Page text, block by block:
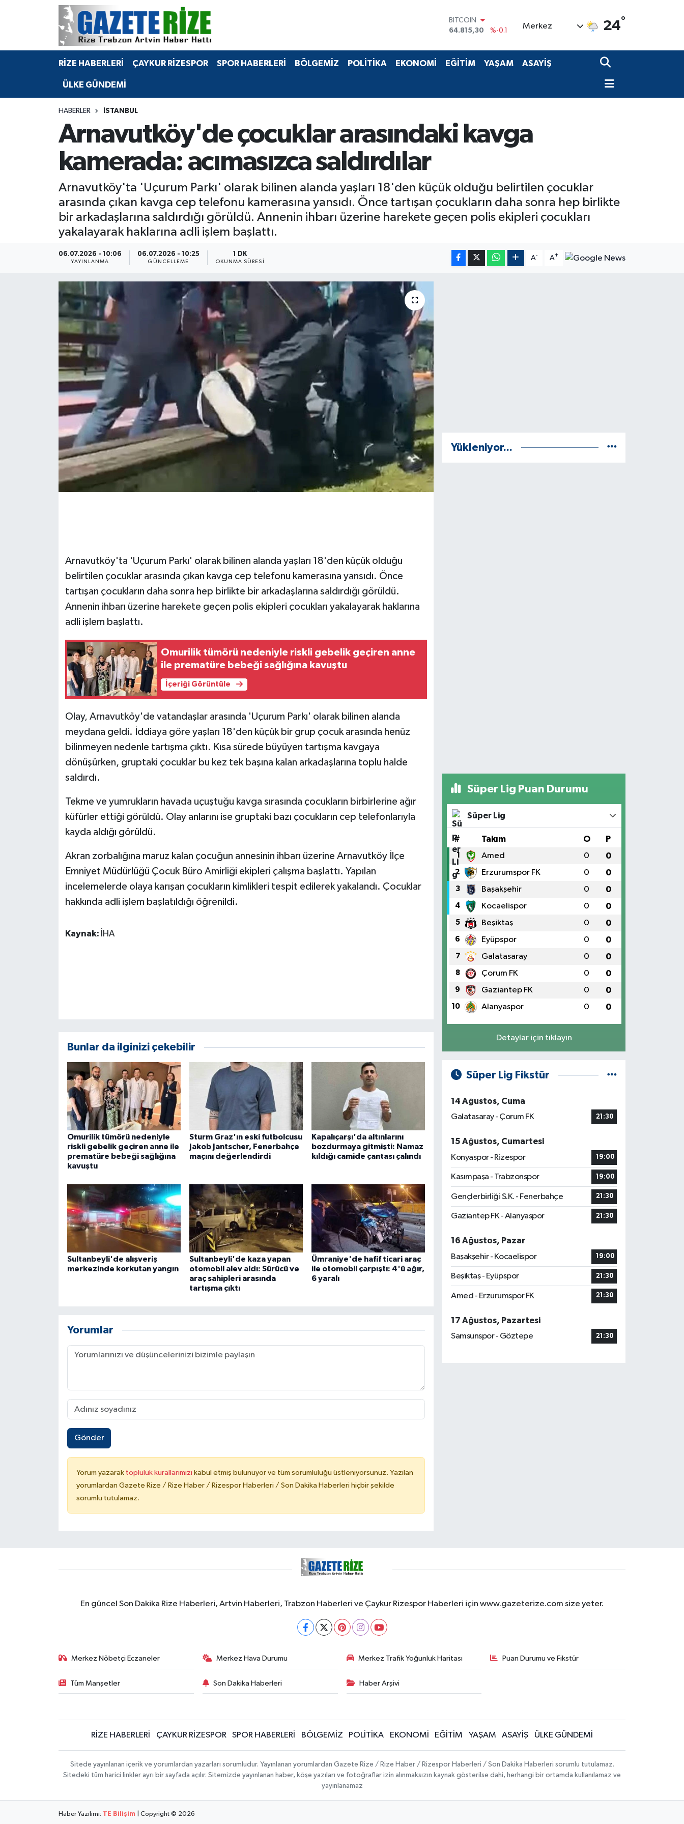
64.815,30
DOLAR
55,2510
%0.32
6660.55
%0
Merkez 24°
RİZE HABERLERİ ÇAYKUR RİZESPOR SPOR HABERLERİ BÖLGEMİZ POLİTİKA EKONOMİ EĞİTİM YAŞAM ASAYİŞ
ÜLKE GÜNDEMİ
HABERLER İSTANBUL
Arnavutköy'de çocuklar arasındaki kavga
kamerada: acımasızca saldırdılar
Arnavutköy'ta 'Uçurum Parkı' olarak bilinen alanda yaşları 18'den küçük olduğu belirtilen çocuklar
arasında çıkan kavga cep telefonu kamerasına yansıdı. Önce tartışan çocukların daha sonra hep birlikte
bir arkadaşlarına saldırdığı görüldü. Annenin ihbarı üzerine harekete geçen polis ekipleri çocukları
yakalayarak haklarına adli işlem başlattı.
06.07.2026 - 10:06
YAYINLANMA
06.07.2026 - 10:25
GÜNCELLEME
1 DK
OKUNMA SÜRESI
A- A+
Arnavutköy'ta 'Uçurum Parkı' olarak bilinen alanda yaşları 18'den küçük olduğu
belirtilen çocuklar arasında çıkan kavga cep telefonu kamerasına yansıdı. Önce
tartışan çocukların daha sonra hep birlikte bir arkadaşlarına saldırdığı görüldü.
Annenin ihbarı üzerine harekete geçen polis ekipleri çocukları yakalayarak haklarına
adli işlem başlattı.
Omurilik tümörü nedeniyle riskli gebelik geçiren anne
ile prematüre bebeği sağlığına kavuştu
İçeriği Görüntüle
Olay, Arnavutköy'de vatandaşlar arasında 'Uçurum Parkı' olarak bilinen alanda
meydana geldi. İddiaya göre yaşları 18'den küçük bir grup çocuk arasında henüz
bilinmeyen nedenle tartışma çıktı. Kısa sürede büyüyen tartışma kavgaya
dönüşürken, gruptaki çocuklar bu kez tek başına kalan arkadaşlarına toplu halde
saldırdı.
Tekme ve yumrukların havada uçuştuğu kavga sırasında çocukların birbirlerine ağır
küfürler ettiği görüldü. Olay anlarını ise gruptaki bazı çocukların cep telefonlarıyla
kayda aldığı görüldü.
Akran zorbalığına maruz kalan çocuğun annesinin ihbarı üzerine Arnavutköy İlçe
Emniyet Müdürlüğü Çocuk Büro Amirliği ekipleri çalışma başlattı. Yapılan
incelemelerde olaya karışan çocukların kimlikleri tespit edilerek yakalandı. Çocuklar
hakkında adli işlem başlatıldığı öğrenildi.
Kaynak: İHA
Bunlar da ilginizi çekebilir
Omurilik tümörü nedeniyle
riskli gebelik geçiren anne ile
prematüre bebeği sağlığına
kavuştu
Sturm Graz'ın eski futbolcusu
Jakob Jantscher, Fenerbahçe
maçını değerlendirdi
Kapalıçarşı'da altınlarını
bozdurmaya gitmişti: Namaz
kıldığı camide çantası çalındı
Sultanbeyli'de alışveriş
merkezinde korkutan yangın
Sultanbeyli'de kaza yapan
otomobil alev aldı: Sürücü ve
araç sahipleri arasında
tartışma çıktı
Ümraniye'de hafif ticari araç
ile otomobil çarpıştı: 4'ü ağır,
6 yaralı
Yorumlar
Gönder
Yorum yazarak topluluk kurallarımızı kabul etmiş bulunuyor ve tüm sorumluluğu üstleniyorsunuz. Yazılan
yorumlardan Gazete Rize / Rize Haber / Rizespor Haberleri / Son Dakika Haberleri hiçbir şekilde
sorumlu tutulamaz.
Yükleniyor...
Süper Lig Puan Durumu
Süper Lig
# Takım O P
1 Amed 0 0
2 Erzurumspor FK 0 0
3 Başakşehir 0 0
4 Kocaelispor 0 0
5 Beşiktaş 0 0
6 Eyüpspor 0 0
7 Galatasaray 0 0
8 Çorum FK 0 0
9 Gaziantep FK 0 0
10 Alanyaspor 0 0
Detaylar için tıklayın
Süper Lig Fikstür
14 Ağustos, Cuma
Galatasaray - Çorum FK
21:30
15 Ağustos, Cumartesi
Konyaspor - Rizespor
19:00
Kasımpaşa - Trabzonspor 19:00
Gençlerbirliği S.K. - Fenerbahçe 21:30
Gaziantep FK - Alanyaspor 21:30
16 Ağustos, Pazar
Başakşehir - Kocaelispor
19:00
Beşiktaş - Eyüpspor 21:30
Amed - Erzurumspor FK 21:30
17 Ağustos, Pazartesi
Samsunspor - Göztepe
21:30
En güncel Son Dakika Rize Haberleri, Artvin Haberleri, Trabzon Haberleri ve Çaykur Rizespor Haberleri için www.gazeterize.com size yeter.
Merkez Nöbetçi Eczaneler Merkez Hava Durumu Merkez Trafik Yoğunluk Haritası Puan Durumu ve Fikstür
Tüm Manşetler Son Dakika Haberleri Haber Arşivi
RİZE HABERLERİ ÇAYKUR RİZESPOR SPOR HABERLERİ BÖLGEMİZ POLİTİKA EKONOMİ EĞİTİM YAŞAM ASAYİŞ ÜLKE GÜNDEMİ
Sitede yayınlanan içerik ve yorumlardan yazarları sorumludur. Yayınlanan yorumlardan Gazete Rize / Rize Haber / Rizespor Haberleri / Son Dakika Haberleri sorumlu tutulamaz.
Sitedeki tüm harici linkler ayrı bir sayfada açılır. Sitemizde yayınlanan haber, köşe yazıları ve fotoğraflar izin alınmaksızın kaynak gösterilse dahi, herhangi bir ortamda kullanılamaz ve
yayınlanamaz
Haber Yazılımı: TE Bilişim | Copyright © 2026
BÖLGEMİZ
Bilim Teknoloji
Advertising news
Canlı Maç
EKONOMİ
English News
Flaş Haber
Gayrimenkul
HABERDE İNSAN
İş Dünyası
KÜLTÜR SANAT
MAGAZİN
POLİTİKA
TEKNOLOJİ
Merkez Nöbetçi Eczaneler
Merkez Hava Durumu
Merkez Trafik Yoğunluk Haritası
Tüm Manşetler
Son Dakika Haberleri
Haber Arşivi